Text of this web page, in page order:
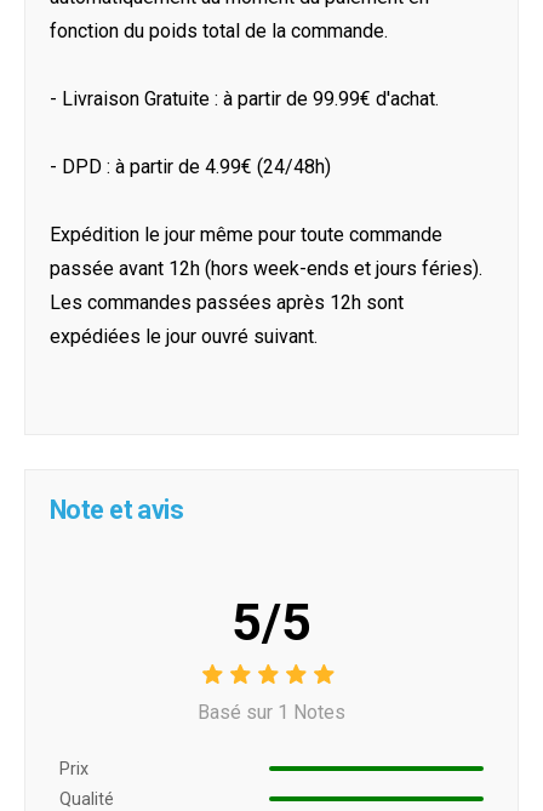
fonction du poids total de la commande.
- Livraison Gratuite : à partir de 99.99€ d'achat.
- DPD : à partir de 4.99€ (24/48h)
Expédition le jour même pour toute commande
passée avant 12h (hors week-ends et jours féries).
Les commandes passées après 12h sont
expédiées le jour ouvré suivant.
Note et avis
5/5
Basé sur 1 Notes
Prix ​​
Qualité